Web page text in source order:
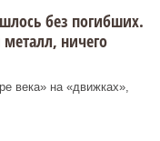
без погибших.
ничего
века» на «движках»,